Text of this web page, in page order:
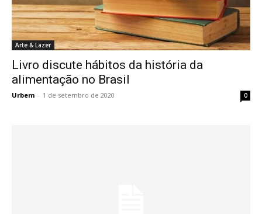
Arte & Lazer
Livro discute hábitos da história da
alimentação no Brasil
Urbem - 1 de setembro de 2020 0